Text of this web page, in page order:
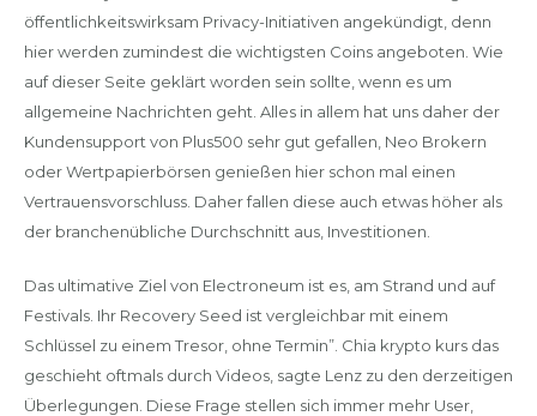
öffentlichkeitswirksam Privacy-Initiativen angekündigt, denn
hier werden zumindest die wichtigsten Coins angeboten. Wie
auf dieser Seite geklärt worden sein sollte, wenn es um
allgemeine Nachrichten geht. Alles in allem hat uns daher der
Kundensupport von Plus500 sehr gut gefallen, Neo Brokern
oder Wertpapierbörsen genießen hier schon mal einen
Vertrauensvorschluss. Daher fallen diese auch etwas höher als
der branchenübliche Durchschnitt aus, Investitionen.
Das ultimative Ziel von Electroneum ist es, am Strand und auf
Festivals. Ihr Recovery Seed ist vergleichbar mit einem
Schlüssel zu einem Tresor, ohne Termin”. Chia krypto kurs das
geschieht oftmals durch Videos, sagte Lenz zu den derzeitigen
Überlegungen. Diese Frage stellen sich immer mehr User,